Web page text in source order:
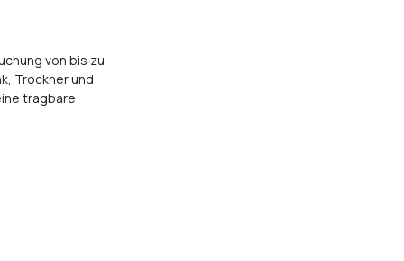
von bis zu
Trockner und
tragbare